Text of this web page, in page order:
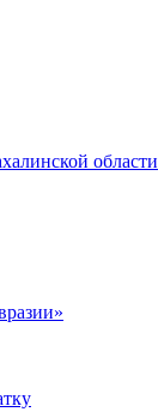
области